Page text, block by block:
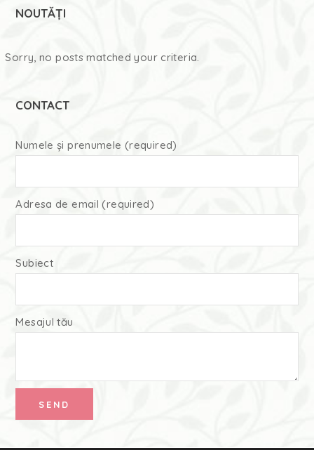
NOUTĂȚI
Sorry, no posts matched your criteria.
CONTACT
Numele și prenumele (required)
Adresa de email (required)
Subiect
Mesajul tău